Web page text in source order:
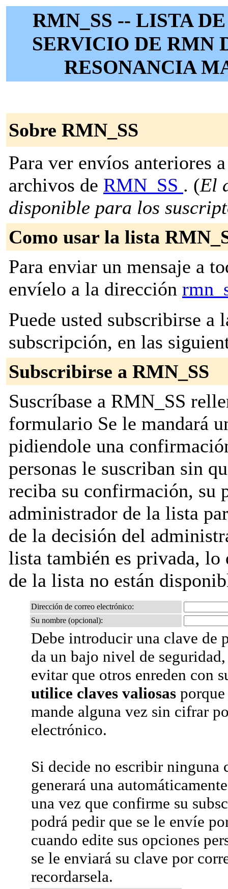
RMN_SS -- LISTA
SERVICIO DE RMN
RESONANCIA
Sobre RMN_SS
Para ver envíos anteriores
archivos de RMN_SS . (El
disponible para los
Como usar la lista
Para enviar un mensaje a
envíelo a la dirección
Puede usted subscribirse a
subscripción, en las
Subscribirse a RMN_SS
Suscríbase a RMN_SS
formulario Se le mandará
pidiendole una
personas le suscriban sin
reciba su confirmación, su
administrador de la lista
de la decisión del
lista también es privada,
de la lista no están
Dirección de correo electrónico:
Su nombre (opcional):
Debe introducir una clave de
da un bajo nivel de
evitar que otros enreden con
utilice claves valiosas
mande alguna vez sin cifrar
electrónico.
Si decide no escribir ninguna
generará una
una vez que confirme su
podrá pedir que se le envíe
cuando edite sus opciones
se le enviará su clave por
recordarsela.